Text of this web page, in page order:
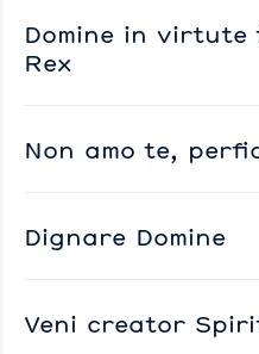
Domine in
Rex
Non amo te,
Dignare Domine
Veni creator